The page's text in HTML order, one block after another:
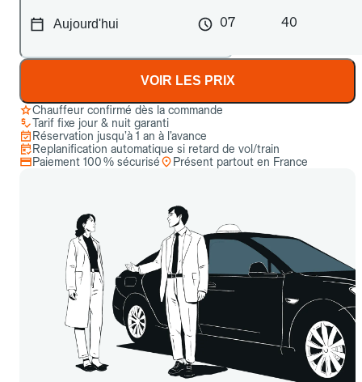
07 40
VOIR LES PRIX
Chauffeur confirmé dès la commande
Tarif fixe jour & nuit garanti
Réservation jusqu’à 1 an à l’avance
Replanification automatique si retard de vol/train
Paiement 100 % sécurisé
Présent partout en France